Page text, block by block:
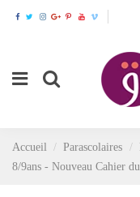
Accueil Parascolaires
8/9ans - Nouveau Cahier